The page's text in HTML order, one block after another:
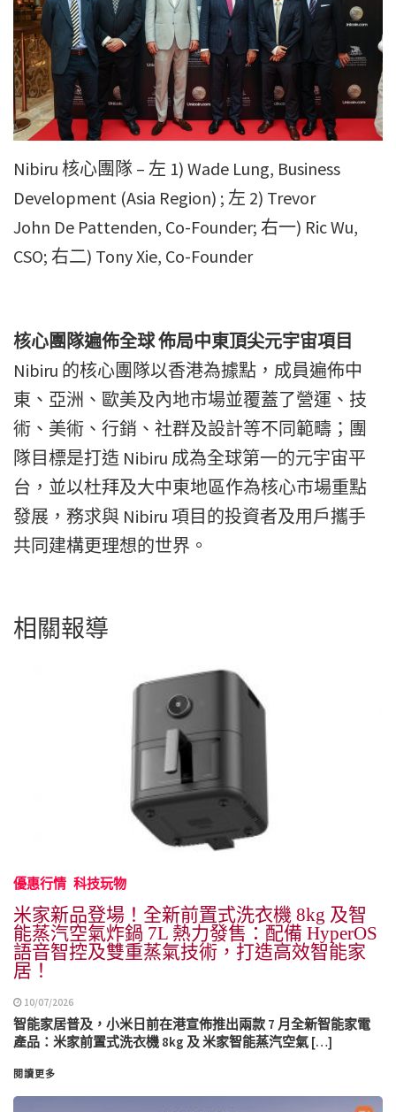
Nibiru 核心團隊 – 左 1) Wade Lung, Business
Development (Asia Region) ; 左 2) Trevor
John De Pattenden, Co-Founder; 右一) Ric Wu,
CSO; 右二) Tony Xie, Co-Founder
核心團隊遍佈全球 佈局中東頂尖元宇宙項目
Nibiru 的核心團隊以香港為據點，成員遍佈中
東、亞洲、歐美及內地市場並覆蓋了營運、技
術、美術、行銷、社群及設計等不同範疇；團
隊目標是打造 Nibiru 成為全球第一的元宇宙平
台，並以杜拜及大中東地區作為核心市場重點
發展，務求與 Nibiru 項目的投資者及用戶攜手
共同建構更理想的世界。
相關報導
優惠行情 科技玩物
米家新品登場！全新前置式洗衣機 8kg 及智
能蒸汽空氣炸鍋 7L 熱力發售：配備 HyperOS
語音智控及雙重蒸氣技術，打造高效智能家
居！
10/07/2026
智能家居普及，小米日前在港宣佈推出兩款 7 月全新智能家電
產品：米家前置式洗衣機 8kg 及 米家智能蒸汽空氣 […]
閱讀更多